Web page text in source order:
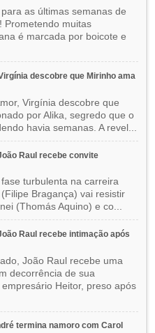
as últimas semanas de
Prometendo muitas
é marcada por boicote e
descobre que Mirinho ama
Virgínia descobre que
por Alika, segredo que o
havia semanas. A revel...
Raul recebe convite
turbulenta na carreira
Bragança) vai resistir
(Thomás Aquino) e co...
Raul recebe intimação após
João Raul recebe uma
decorrência de sua
Heitor, preso após
termina namoro com Carol